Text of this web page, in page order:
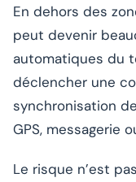
En dehors des
peut devenir
automatiques du
déclencher une
synchronisation
GPS, messagerie
Le risque n’est